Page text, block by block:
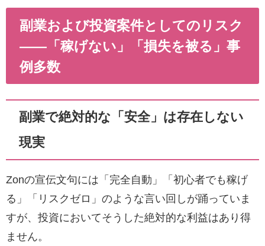
副業および投資案件としてのリスク
――「稼げない」「損失を被る」事
例多数
副業で絶対的な「安全」は存在しない
現実
Zonの宣伝文句には「完全自動」「初心者でも稼げ
る」「リスクゼロ」のような言い回しが踊っていま
すが、投資においてそうした絶対的な利益はあり得
ません。